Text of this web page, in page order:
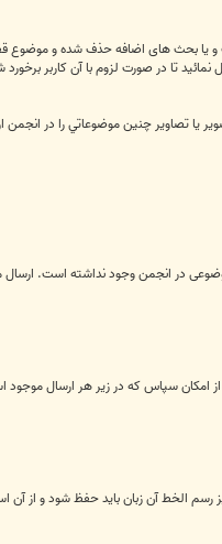
بحث های اضافه حذف شده و موضوع
تا در صورت لزوم با آن کاربر برخورد
يا تصاوير چنين موضوعاتي را در انجمن
در انجمن وجود نداشته است.
رسم الخط آن زبان باید حفظ شود و از آن